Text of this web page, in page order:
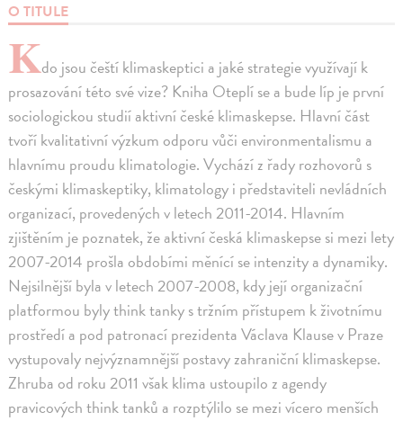
O TITULE
Kdo jsou čeští klimaskeptici a jaké strategie využívají k
prosazování této své vize? Kniha Oteplí se a bude líp je první
sociologickou studií aktivní české klimaskepse. Hlavní část
tvoří kvalitativní výzkum odporu vůči environmentalismu a
hlavnímu proudu klimatologie. Vychází z řady rozhovorů s
českými klimaskeptiky, klimatology i představiteli nevládních
organizací, provedených v letech 2011-2014. Hlavním
zjištěním je poznatek, že aktivní česká klimaskepse si mezi lety
2007-2014 prošla obdobími měnící se intenzity a dynamiky.
Nejsilnější byla v letech 2007-2008, kdy její organizační
platformou byly think tanky s tržním přístupem k životnímu
prostředí a pod patronací prezidenta Václava Klause v Praze
vystupovaly nejvýznamnější postavy zahraniční klimaskepse.
Zhruba od roku 2011 však klima ustoupilo z agendy
pravicových think tanků a rozptýlilo se mezi vícero menších